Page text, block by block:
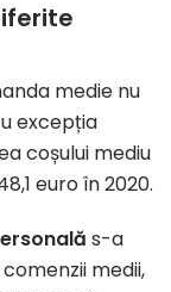
medie nu
excepția
coșului mediu
euro în 2020.
s-a
medii,